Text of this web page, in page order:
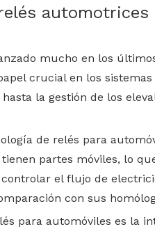
automotrices
mucho en los
crucial en los
la gestión de los
de relés para
partes móviles, lo
el flujo de
con sus
para automóviles es la